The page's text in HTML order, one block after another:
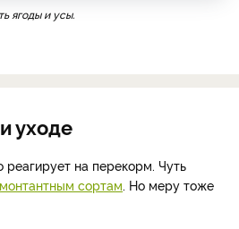
ягоды и усы.
уходе
реагирует на перекорм. Чуть
сортам . Но меру тоже